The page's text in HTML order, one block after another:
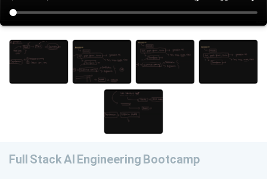
Full Stack AI Engineering Bootcamp